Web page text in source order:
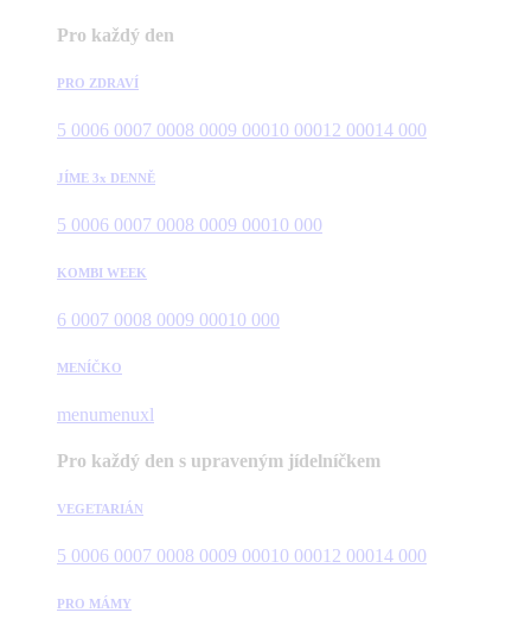
Pro každý den
PRO ZDRAVÍ
5 0006 0007 0008 0009 00010 00012 00014 000
JÍME 3x DENNĚ
5 0006 0007 0008 0009 00010 000
KOMBI WEEK
6 0007 0008 0009 00010 000
MENÍČKO
menumenuxl
Pro každý den s upraveným jídelníčkem
VEGETARIÁN
5 0006 0007 0008 0009 00010 00012 00014 000
PRO MÁMY